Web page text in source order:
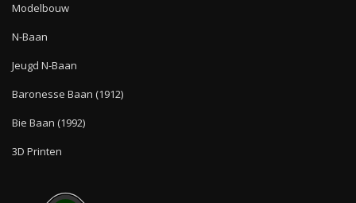
Modelbouw
N-Baan
Jeugd N-Baan
Baronesse Baan (1912)
Bie Baan (1992)
3D Printen